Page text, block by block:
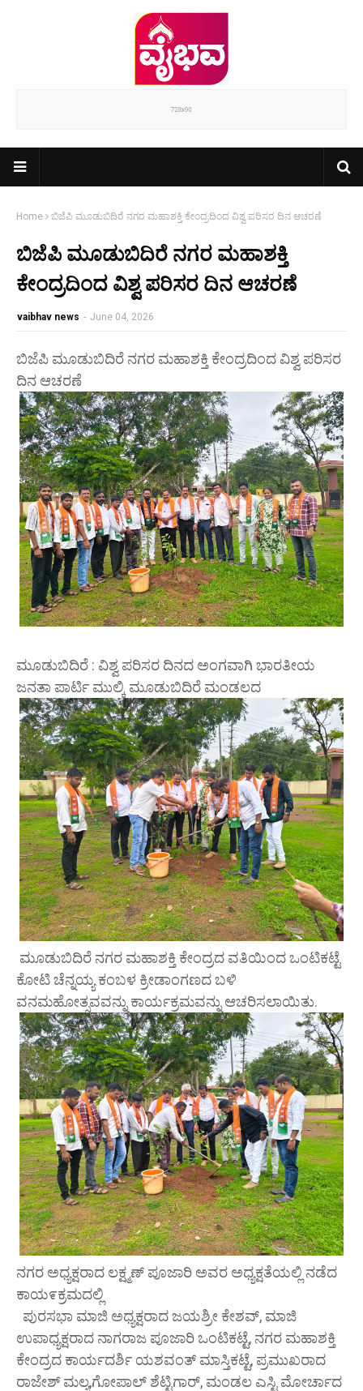
Home ಬಿಜೆಪಿ ಮೂಡುಬಿದಿರೆ ನಗರ ಮಹಾಶಕ್ತಿ ಕೇಂದ್ರದಿಂದ ವಿಶ್ವ ಪರಿಸರ ದಿನ ಆಚರಣೆ
ಬಿಜೆಪಿ ಮೂಡುಬಿದಿರೆ ನಗರ ಮಹಾಶಕ್ತಿ
ಕೇಂದ್ರದಿಂದ ವಿಶ್ವ ಪರಿಸರ ದಿನ ಆಚರಣೆ
vaibhav news - June 04, 2026
ಬಿಜೆಪಿ ಮೂಡುಬಿದಿರೆ ನಗರ ಮಹಾಶಕ್ತಿ ಕೇಂದ್ರದಿಂದ ವಿಶ್ವ ಪರಿಸರ
ದಿನ ಆಚರಣೆ
ಮೂಡುಬಿದಿರೆ : ವಿಶ್ವ ಪರಿಸರ ದಿನದ ಅಂಗವಾಗಿ ಭಾರತೀಯ
ಜನತಾ ಪಾರ್ಟಿ ಮುಲ್ಕಿ ಮೂಡುಬಿದಿರೆ ಮಂಡಲದ
ಮೂಡುಬಿದಿರೆ ನಗರ ಮಹಾಶಕ್ತಿ ಕೇಂದ್ರದ ವತಿಯಿಂದ ಒಂಟಿಕಟ್ಟೆ
ಕೋಟಿ ಚೆನ್ನಯ್ಯ ಕಂಬಳ ಕ್ರೀಡಾಂಗಣದ ಬಳಿ
ವನಮಹೋತ್ಸವವನ್ನು ಕಾರ್ಯಕ್ರಮವನ್ನು ಆಚರಿಸಲಾಯಿತು.
ನಗರ ಅಧ್ಯಕ್ಷರಾದ ಲಕ್ಷ್ಮಣ್ ಪೂಜಾರಿ ಅವರ ಅಧ್ಯಕ್ಷತೆಯಲ್ಲಿ ನಡೆದ
ಕಾಯ೯ಕ್ರಮದಲ್ಲಿ
ಪುರಸಭಾ ಮಾಜಿ ಅಧ್ಯಕ್ಷರಾದ ಜಯಶ್ರೀ ಕೇಶವ್, ಮಾಜಿ
ಉಪಾಧ್ಯಕ್ಷರಾದ ನಾಗರಾಜ ಪೂಜಾರಿ ಒಂಟಿಕಟ್ಟೆ, ನಗರ ಮಹಾಶಕ್ತಿ
ಕೇಂದ್ರದ ಕಾರ್ಯದರ್ಶಿ ಯಶವಂತ್ ಮಾಸ್ತಿಕಟ್ಟೆ, ಪ್ರಮುಖರಾದ
ರಾಜೇಶ್ ಮಲ್ಯ,ಗೋಪಾಲ್ ಶೆಟ್ಟಿಗಾರ್, ಮಂಡಲ ಎಸ್ಟಿ ಮೋರ್ಚಾದ